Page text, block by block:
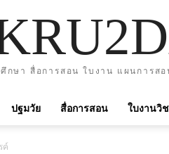
กษา สื่อการสอน ใบงาน แผนการส
ปฐมวัย สื่อการสอน ใบงานวิ
ค์